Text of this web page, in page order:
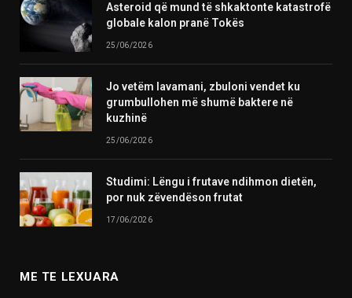
Asteroid që mund të shkaktonte katastrofë
globale kalon pranë Tokës
25/06/2026
Jo vetëm lavamani, zbuloni vendet ku
grumbullohen më shumë baktere në
kuzhinë
25/06/2026
Studimi: Lëngu i frutave ndihmon dietën,
por nuk zëvendëson frutat
17/06/2026
ME TE LEXUARA